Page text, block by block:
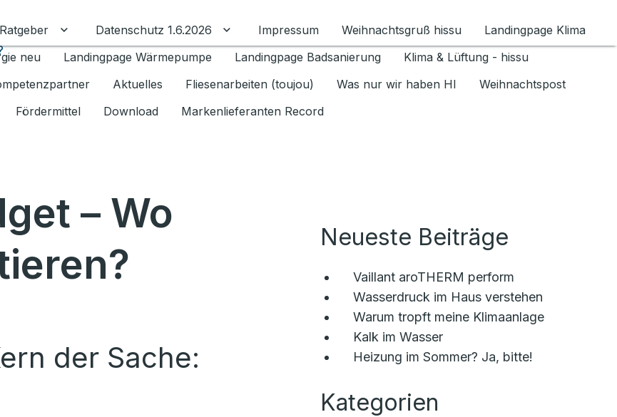
Ratgeber Untermenü für Ratgeber umschalten
Datenschutz 1.6.2026 Untermenü für Datenschutz 1.6.2026 umschalten
Impressum Weihnachtsgruß hissu
Landingpage Klima
neu Landingpage Wärmepumpe Landingpage Badsanierung
Klima & Lüftung - hissu
Aktuelles Fliesenarbeiten (toujou) Was nur wir haben HI
Weihnachtspost
Fördermittel Download Markenlieferanten Record
– Wo
der Sache:
Neueste Beiträge
Vaillant aroTHERM perform
Wasserdruck im Haus verstehen
Warum tropft meine Klimaanlage
Kalk im Wasser
Heizung im Sommer? Ja, bitte!
Kategorien